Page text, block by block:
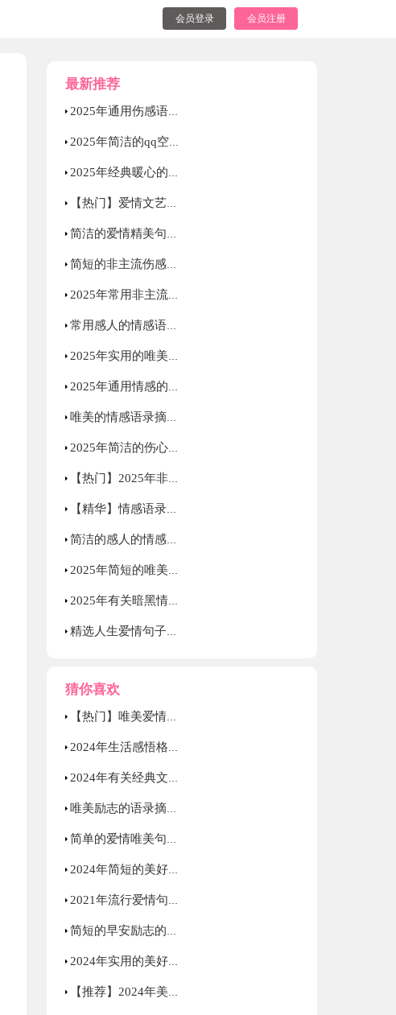
会员登录 会员注册
最新推荐
2025年通用伤感语录大汇总52句
2025年简洁的qq空间爱情句子集合75条
2025年经典暖心的情感语录大合集80句
【热门】爱情文艺句子摘录100句
简洁的爱情精美句子锦集38条
简短的非主流伤感语录锦集66条
2025年常用非主流伤感语录集锦54句
常用感人的情感语录集合58句
2025年实用的唯美伤感的语录合集70句
2025年通用情感的语录汇编76句
唯美的情感语录摘录70句
2025年简洁的伤心情感语录汇编80条
【热门】2025年非主流伤感语录摘录38条
【精华】情感语录合集35句
简洁的感人的情感语录集锦86条
2025年简短的唯美伤感语录大合集79句
2025年有关暗黑情感语录28句
精选人生爱情句子摘录38条
猜你喜欢
【热门】唯美爱情句子汇编75条
2024年生活感悟格言摘录78条
2024年有关经典文艺句子集合36句
唯美励志的语录摘录83句
简单的爱情唯美句子集合40句
2024年简短的美好的早安祝福语微信大汇总25句
2021年流行爱情句子集锦48条
简短的早安励志的语录锦集43句
2024年实用的美好的早安祝福语摘录31条
【推荐】2024年美好的早安QQ祝福语大集合58句